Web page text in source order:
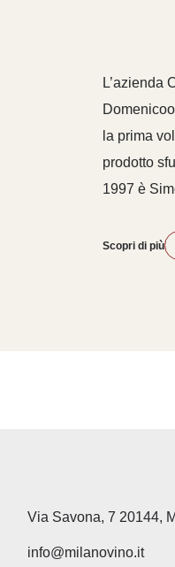
L’azienda
la prima
prodotto
1997 è
Scopri di più
Via Savona, 7 20144,
info@milanovino.it